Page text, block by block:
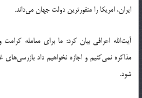
ایران، امریکا را منفورترین دولت جهان می‌داند.
آیت‌الله اعرافی بیان کرد: ما برای معامله
مذاکره نمی‌کنیم و اجازه نخواهیم داد بازرسی‌های
شود.